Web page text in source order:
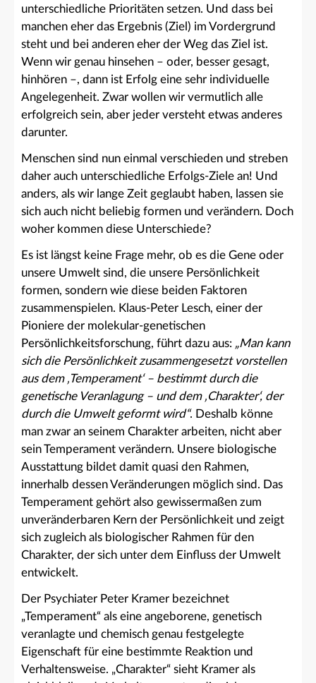
unterschiedliche Prioritäten setzen. Und dass bei
manchen eher das Ergebnis (Ziel) im Vordergrund
steht und bei anderen eher der Weg das Ziel ist.
Wenn wir genau hinsehen – oder, besser gesagt,
hinhören –, dann ist Erfolg eine sehr individuelle
Angelegenheit. Zwar wollen wir vermutlich alle
erfolgreich sein, aber jeder versteht etwas anderes
darunter.
Menschen sind nun einmal verschieden und streben
daher auch unterschiedliche Erfolgs-Ziele an! Und
anders, als wir lange Zeit geglaubt haben, lassen sie
sich auch nicht beliebig formen und verändern. Doch
woher kommen diese Unterschiede?
Es ist längst keine Frage mehr, ob es die Gene oder
unsere Umwelt sind, die unsere Persönlichkeit
formen, sondern wie diese beiden Faktoren
zusammenspielen. Klaus-Peter Lesch, einer der
Pioniere der molekular-genetischen
Persönlichkeitsforschung, führt dazu aus: „Man kann
sich die Persönlichkeit zusammengesetzt vorstellen
aus dem ‚Temperament‘ – bestimmt durch die
genetische Veranlagung – und dem ‚Charakter‘, der
durch die Umwelt geformt wird“. Deshalb könne
man zwar an seinem Charakter arbeiten, nicht aber
sein Temperament verändern. Unsere biologische
Ausstattung bildet damit quasi den Rahmen,
innerhalb dessen Veränderungen möglich sind. Das
Temperament gehört also gewissermaßen zum
unveränderbaren Kern der Persönlichkeit und zeigt
sich zugleich als biologischer Rahmen für den
Charakter, der sich unter dem Einfluss der Umwelt
entwickelt.
Der Psychiater Peter Kramer bezeichnet
„Temperament“ als eine angeborene, genetisch
veranlagte und chemisch genau festgelegte
Eigenschaft für eine bestimmte Reaktion und
Verhaltensweise. „Charakter“ sieht Kramer als